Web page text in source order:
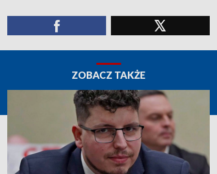
ZOBACZ TAKŻE